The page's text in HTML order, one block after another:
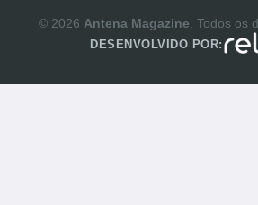
© 2026 Antena Magazine . Todos os
DESENVOLVIDO POR: